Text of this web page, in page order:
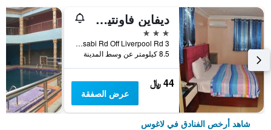
ديفاين فاونتين أبابا برانش
3 نجوم
3 Lisabi Rd Off Liverpool Rd, لاغوس, نيجيريا
8.5 كيلومتر عن وسط المدينة
44 ﷼
عرض الصفقة
شاهد أرخص الفنادق في لاغوس